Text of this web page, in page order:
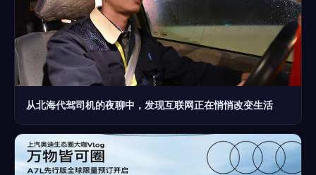
从北海代驾司机的夜聊中，发现互联网正在悄悄改变生活